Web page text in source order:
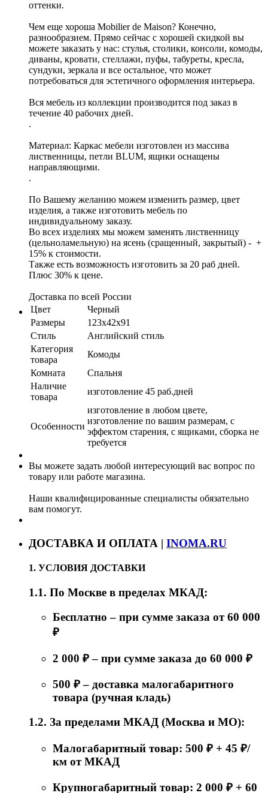
оттенки.
Чем еще хороша Mobilier de Maison? Конечно,
разнообразием. Прямо сейчас с хорошей скидкой вы
можете заказать у нас: стулья, столики, консоли, комоды,
диваны, кровати, стеллажи, пуфы, табуреты, кресла,
сундуки, зеркала и все остальное, что может
потребоваться для эстетичного оформления интерьера.
Вся мебель из коллекции производится под заказ в
течение 40 рабочих дней.
.
Материал: Каркас мебели изготовлен из массива
лиственницы, петли BLUM, ящики оснащены
направляющими.
.
По Вашему желанию можем изменить размер, цвет
изделия, а также изготовить мебель по
индивидуальному заказу.
Во всех изделиях мы можем заменять лиственницу
(цельноламельную) на ясень (сращенный, закрытый) - +
15% к стоимости.
Также есть возможность изготовить за 20 раб дней.
Плюс 30% к цене.
Доставка по всей России
Цвет
Черный
Размеры
123х42х91
Стиль
Английский стиль
Категория
товара
Комоды
Комната
Спальня
Наличие
товара
изготовление 45 раб.дней
Особенности
изготовление в любом цвете,
изготовление по вашим размерам, с
эффектом старения, с ящиками, сборка не
требуется
Вы можете задать любой интересующий вас вопрос по
товару или работе магазина.
Наши квалифицированные специалисты обязательно
вам помогут.
ДОСТАВКА И ОПЛАТА | INOMA.RU
1. УСЛОВИЯ ДОСТАВКИ
1.1. По Москве в пределах МКАД:
Бесплатно – при сумме заказа от 60 000
₽
2 000 ₽ – при сумме заказа до 60 000 ₽
500 ₽ – доставка малогабаритного
товара (ручная кладь)
1.2. За пределами МКАД (Москва и МО):
Малогабаритный товар: 500 ₽ + 45 ₽/
км от МКАД
Крупногабаритный товар: 2 000 ₽ + 60